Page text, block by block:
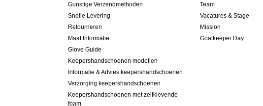
Gunstige Verzendmethoden
Snelle Levering
Retourneren
Maat Informatie
Glove Guide
Keepershandschoenen modellen
Informatie & Advies keepershandschoenen
Verzorging keepershandschoenen
Keepershandschoenen met zelfklevende
foam
Team
Vacatures & Stage
Mission
Goalkeeper Day